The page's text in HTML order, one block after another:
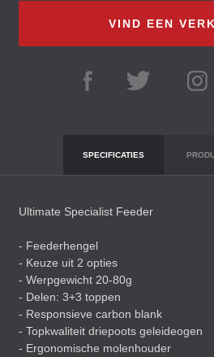
VIND EEN
SPECIFICATIES
Ultimate Specialist Feeder
- Feederhengel
- Keuze uit 2 opties
- Werpgewicht 20-80g
- Delen: 3+3 toppen
- Responsieve carbon blank
- Topkwaliteit driepoots geleideogen
- Ergonomische molenhouder